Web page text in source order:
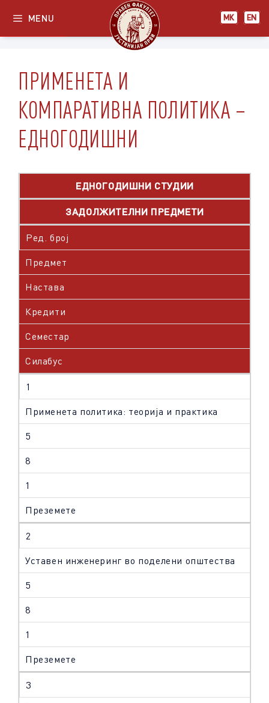
content
МК EN
MENU
ПРИМЕНЕТА И
КОМПАРАТИВНА ПОЛИТИКА –
ЕДНОГОДИШНИ
ЕДНОГОДИШНИ СТУДИИ
ЗАДОЛЖИТЕЛНИ ПРЕДМЕТИ
Ред. број
Предмет
Настава
Кредити
Семестар
Силабус
1
Применета политика: теорија и практика
5
8
1
Преземете
2
Уставен инженеринг во подeлени општества
5
8
1
Преземете
3